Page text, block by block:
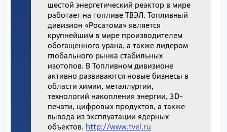
шестой энергетический реактор в мире
работает на топливе ТВЭЛ. Топливный
дивизион «Росатома» является
крупнейшим в мире производителем
обогащенного урана, а также лидером
глобального рынка стабильных
изотопов. В Топливном дивизионе
активно развиваются новые бизнесы в
области химии, металлургии,
технологий накопления энергии, 3D-
печати, цифровых продуктов, а также
вывода из эксплуатации ядерных
объектов. http://www.tvel.ru